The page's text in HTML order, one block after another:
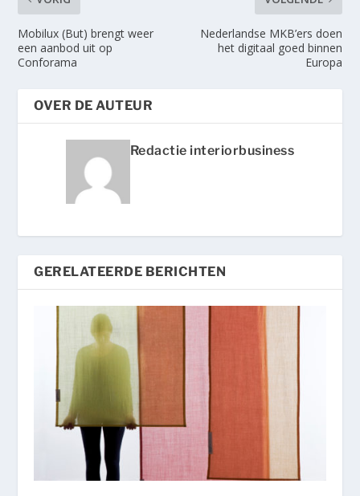
Mobilux (But) brengt weer
een aanbod uit op
Conforama
Nederlandse MKB’ers doen
het digitaal goed binnen
Europa
OVER DE AUTEUR
Redactie interiorbusiness
GERELATEERDE BERICHTEN